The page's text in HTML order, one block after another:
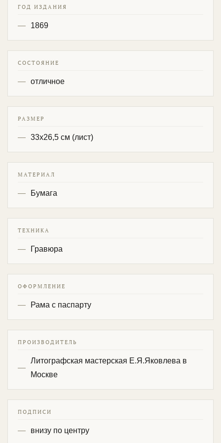
ГОД ИЗДАНИЯ
1869
СОСТОЯНИЕ
отличное
РАЗМЕР
33х26,5 см (лист)
МАТЕРИАЛ
Бумага
ТЕХНИКА
Гравюра
ОФОРМЛЕНИЕ
Рама с паспарту
ПРОИЗВОДИТЕЛЬ
Литографская мастерская Е.Я.Яковлева в
Москве
ПОДПИСИ
внизу по центру